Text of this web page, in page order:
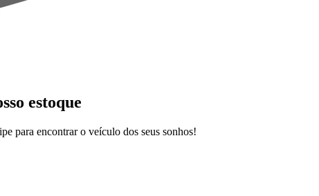
estoque
para encontrar o veículo dos seus sonhos!